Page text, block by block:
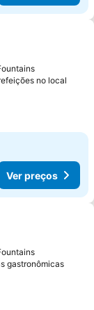
favoritos
no local
Ver preços
favoritos
gastronômicasVer